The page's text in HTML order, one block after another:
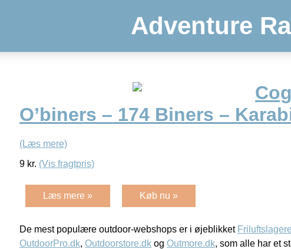
Adventure
O’biners – 174 Biners –
(Læs mere)
9 kr. (Vis fragtpris)
Læs mere » Køb nu »
De mest populære outdoor-webshops er i øjeblikket
OutdoorPro.dk, Outdoorstore.dk og Outmore.dk, som alle har et